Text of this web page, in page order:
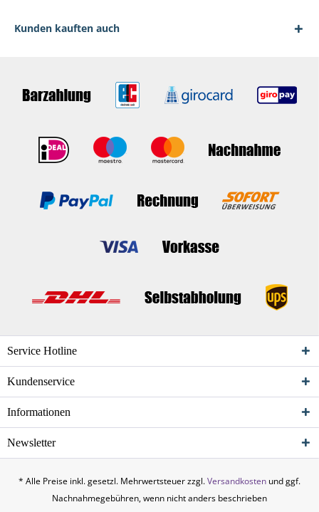
Kunden kauften auch
Service Hotline
Kundenservice
Informationen
Newsletter
* Alle Preise inkl. gesetzl. Mehrwertsteuer zzgl.Versandkosten und ggf.
Nachnahmegebühren, wenn nicht anders beschrieben